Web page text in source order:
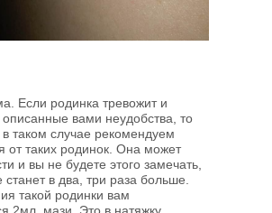
Если родинка тревожит и
описанные вами неудобства, то
таком случае рекомендуем
от таких родинок. Она может
и вы не будете этого замечать,
станет в два, три раза больше.
такой родинки вам